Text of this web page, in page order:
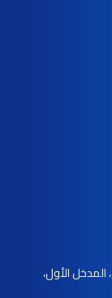
الأول،